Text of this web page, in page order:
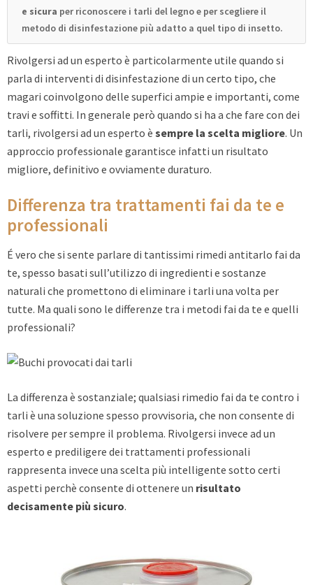
e sicura per riconoscere i tarli del legno e per scegliere il
metodo di disinfestazione più adatto a quel tipo di insetto.
Rivolgersi ad un esperto è particolarmente utile quando si
parla di interventi di disinfestazione di un certo tipo, che
magari coinvolgono delle superfici ampie e importanti, come
travi e soffitti. In generale però quando si ha a che fare con dei
tarli, rivolgersi ad un esperto è sempre la scelta migliore. Un
approccio professionale garantisce infatti un risultato
migliore, definitivo e ovviamente duraturo.
Differenza tra trattamenti fai da te e
professionali
É vero che si sente parlare di tantissimi rimedi antitarlo fai da
te, spesso basati sull’utilizzo di ingredienti e sostanze
naturali che promettono di eliminare i tarli una volta per
tutte. Ma quali sono le differenze tra i metodi fai da te e quelli
professionali?
La differenza è sostanziale; qualsiasi rimedio fai da te contro i
tarli è una soluzione spesso provvisoria, che non consente di
risolvere per sempre il problema. Rivolgersi invece ad un
esperto e prediligere dei trattamenti professionali
rappresenta invece una scelta più intelligente sotto certi
aspetti perchè consente di ottenere un risultato
decisamente più sicuro.